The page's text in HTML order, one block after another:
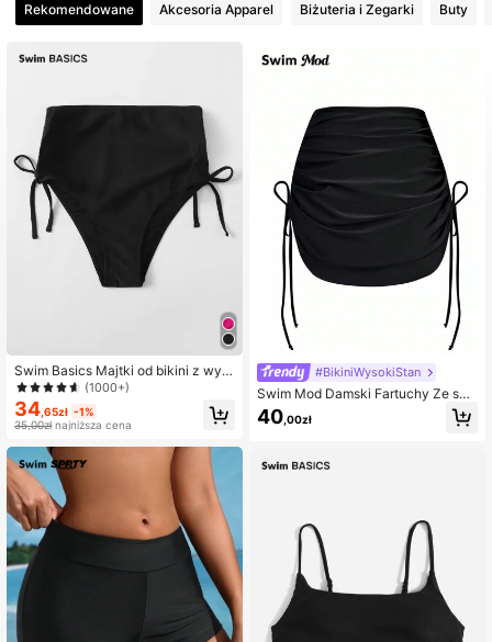
4,88 414K Obserwujący
414K Obserwujący
414K Obserwujący
414K Obserwujący
414K Obserwujący
414K Obserwujący
Rekomendowane Akcesoria Apparel Biżuteria i Zegarki Buty
Swim Basics Majtki od bikini z wys
okim stanem z wiązaniem po boku
(1000+)
34 ,65zł -1%
35,00złnajniższa cena
#BikiniWysokiStan
Swim Mod Damski Fartuchy Ze szn
urkiem do ściągania Strona
40,00zł